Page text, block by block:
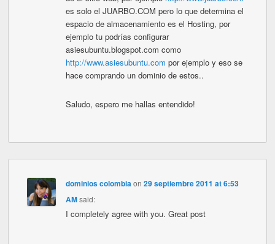
es solo el JUARBO.COM pero lo que determina el
espacio de almacenamiento es el Hosting, por
ejemplo tu podrías configurar
asiesubuntu.blogspot.com como
http://www.asiesubuntu.com por ejemplo y eso se
hace comprando un dominio de estos..
Saludo, espero me hallas entendido!
dominios colombia on 29 septiembre 2011 at 6:53
AM said:
I completely agree with you. Great post